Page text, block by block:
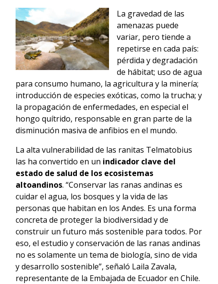
La gravedad de las
amenazas puede
variar, pero tiende a
repetirse en cada país:
pérdida y degradación
de hábitat; uso de agua
para consumo humano, la agricultura y la minería;
introducción de especies exóticas, como la trucha; y
la propagación de enfermedades, en especial el
hongo quítrido, responsable en gran parte de la
disminución masiva de anfibios en el mundo.
La alta vulnerabilidad de las ranitas Telmatobius
las ha convertido en un indicador clave del
estado de salud de los ecosistemas
altoandinos. “Conservar las ranas andinas es
cuidar el agua, los bosques y la vida de las
personas que habitan en los Andes. Es una forma
concreta de proteger la biodiversidad y de
construir un futuro más sostenible para todos. Por
eso, el estudio y conservación de las ranas andinas
no es solamente un tema de biología, sino de vida
y desarrollo sostenible”, señaló Laila Zavala,
representante de la Embajada de Ecuador en Chile.